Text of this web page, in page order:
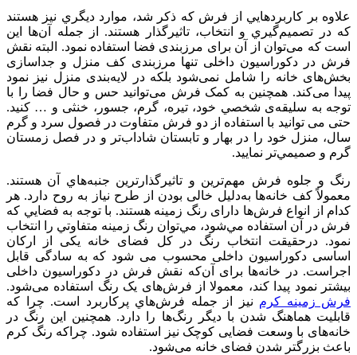
علاوه بر كاربردهايي از فرش كه ذكر شد، موارد ديگري نيز هستند
كه در تصميم‌گيري و انتخاب، تاثيرگذار هستند. از جمله آن‌ها اين
است كه می‌توان از آن برای مرزبندی فضا استفاده نمود. البته نقش
فرش در دکوراسیون داخلی تنها مرزبندی کف منزل و جداسازی
بخش‌های خانه را شامل نمی‌شود بلکه در لایه‌بندی منزل نیز نمود
پیدا می‌کند. همچنين به کمک فرش می‌توانید حس و حال فضا را با
توجه به سلیقه‌ی شخصي خود، تیره، گرم، جسور، خنثی و … کنید.
حتی می توانید با استفاده از دو فرش‌ متفاوت در فصول سرد و گرم
سال، منزل خود را در بهار و تابستان شاداب‌تر و در فصل زمستان
گرم و صميمي‌تر نماييد.
رنگ و جلوه‌ فرش مهم‌ترین و تاثیرگذارترین جنبه‌هاي آن هستند.
معمولاً كف خانه‌ها به‌دلیل خالی بودن از طرح نیاز به روح دارد. هر
كدام از انواع فرش‌ها دارای رنگ زمینه هستند. با توجه به فضايي كه
فرش در آن استفاده مي‌شود، مي‌توان رنگ زمینه متفاوتي را انتخاب
نمود. درحقيقت انتخاب رنگ در کل فضای خانه یکی از ارکان
اساسی دکوراسیون داخلی محسوب می­ شود که به سادگی قابل
اجراست. در خانه‌ها برای آن‌که نقش فرش در دکوراسیون داخلی
بیشتر نمود پیدا کند، معمولا از فرش‌های یک رنگ استفاده می‌شود.
فرش‌ زمینه کرم نيز از جمله فرش‌هاي پركاربرد است. چرا كه
قابليت هماهنگ شدن با ديگر رنگ‌ها را دارد. همچنين اين رنگ در
خانه‌های با وسعت فضایی کوچک نيز استفاده شود. چراكه رنگ کرم
باعث بزرگتر شدن فضای خانه می‌شود.